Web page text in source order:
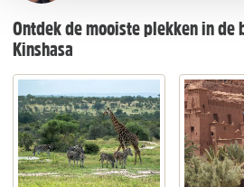
Ontdek de mooiste plekken in de
Kinshasa